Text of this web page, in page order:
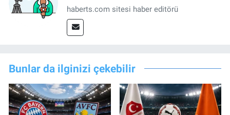
haberts.com sitesi haber editörü
Bunlar da ilginizi çekebilir